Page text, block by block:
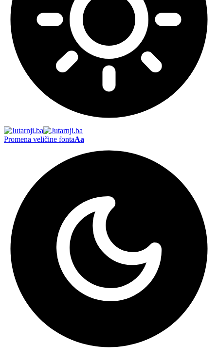
Promena veličine fontaAa